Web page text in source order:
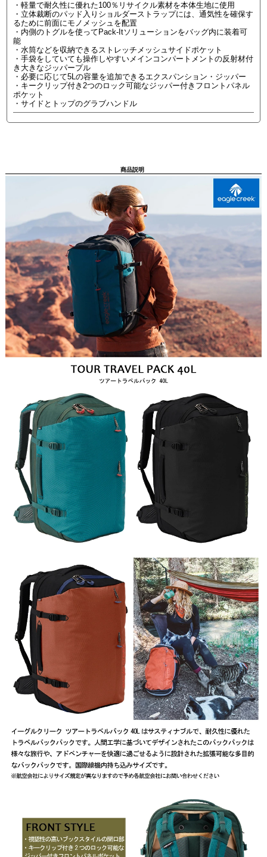
・軽量で耐久性に優れた100％リサイクル素材を本体生地に使用
・立体裁断のパッド入りショルダーストラップには、通気性を確保す
るために前面にモノメッシュを配置
・内側のトグルを使ってPack-Itソリューションをバッグ内に装着可
能
・水筒などを収納できるストレッチメッシュサイドポケット
・手袋をしていても操作しやすいメインコンパートメントの反射材付
き大きなジッパープル
・必要に応じて5Lの容量を追加できるエクスパンション・ジッパー
・キークリップ付き2つのロック可能なジッパー付きフロントパネル
ポケット
・サイドとトップのグラブハンドル
商品説明